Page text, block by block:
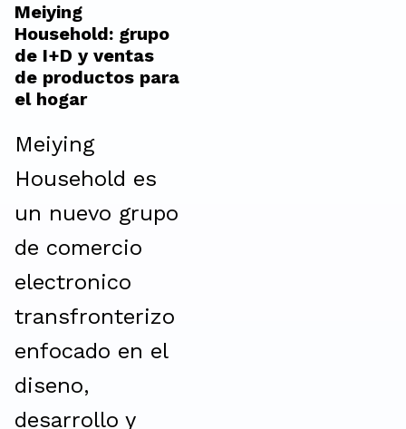
Meiying
Household: grupo
de I+D y ventas
de productos para
el hogar
Meiying
Household es
un nuevo grupo
de comercio
electronico
transfronterizo
enfocado en el
diseno,
desarrollo y